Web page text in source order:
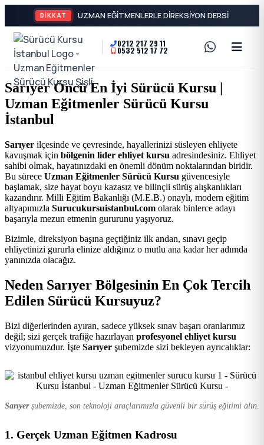
DİKKAT
Sürücü
Kursu
İstanbul
-
Şişli
En
İyi
Ehliyet
Kursu
A2
Motor
Ehliyeti
ve
Özel
Direksiyon
Dersi
0212 217 29 11
0532 512 17 72
Sarıyer Öncü En İyi Sürücü Kursu |
Uzman Eğitmenler Sürücü Kursu
İstanbul
Sarıyer ilçesinde ve çevresinde, hayallerinizi süsleyen ehliyete
kavuşmak için bölgenin lider ehliyet kursu adresindesiniz. Ehliyet
sahibi olmak, hayatınızdaki en önemli dönüm noktalarından biridir.
Bu sürece Uzman Eğitmenler Sürücü Kursu güvencesiyle
başlamak, size hayat boyu kazasız ve bilinçli sürüş alışkanlıkları
kazandırır. Milli Eğitim Bakanlığı (M.E.B.) onaylı, modern eğitim
altyapımızla Surucukursuistanbul.com olarak binlerce adayı
başarıyla mezun etmenin gururunu yaşıyoruz.
Bizimle, direksiyon başına geçtiğiniz ilk andan, sınavı geçip
ehliyetinizi gururla elinize aldığınız o mutlu ana kadar her adımda
yanınızda olacağız.
Neden Sarıyer Bölgesinin En Çok Tercih
Edilen Sürücü Kursuyuz?
Bizi diğerlerinden ayıran, sadece yüksek sınav başarı oranlarımız
değil; sizi gerçek trafiğe hazırlayan profesyonel ehliyet kursu
vizyonumuzdur. İşte Sarıyer şubemizde sizi bekleyen ayrıcalıklar:
Sarıyerşubemizde, son teknoloji araçlarımızla güvenli bir sürüş eğitimi alın.
1. Gerçek Uzman Eğitmen Kadrosu